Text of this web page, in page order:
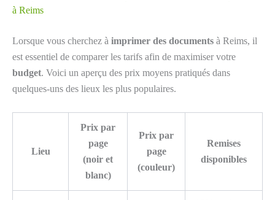
à Reims
Lorsque vous cherchez à imprimer des documents à Reims, il
est essentiel de comparer les tarifs afin de maximiser votre
budget. Voici un aperçu des prix moyens pratiqués dans
quelques-uns des lieux les plus populaires.
Lieu
Prix par
page
(noir et
blanc)
Prix par
page
(couleur)
Remises
disponibles